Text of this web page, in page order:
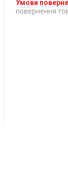
повернення